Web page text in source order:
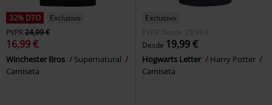
32% DTO
Exclusivo
PVPR24,99 €
16,99 €
Winchester Bros
Supernatural
Camiseta
Exclusivo
PVPR
Desde 29,99 €
Desde 19,99 €
Hogwarts Letter
Harry Potter
Camiseta